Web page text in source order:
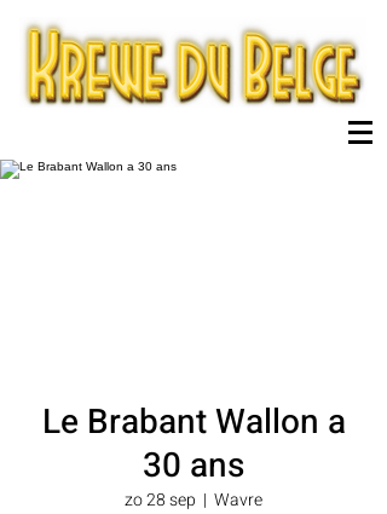
Le Brabant Wallon a
30 ans
zo 28 sep
  |
Wavre